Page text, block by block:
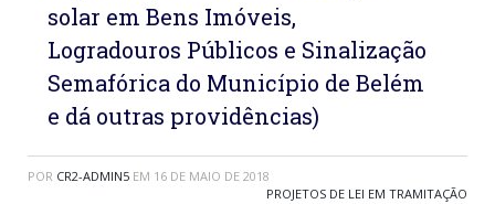
solar em Bens Imóveis,
Logradouros Públicos e Sinalização
Semafórica do Município de Belém
e dá outras providências)
POR CR2-ADMIN5 EM 16 DE MAIO DE 2018
PROJETOS DE LEI EM TRAMITAÇÃO